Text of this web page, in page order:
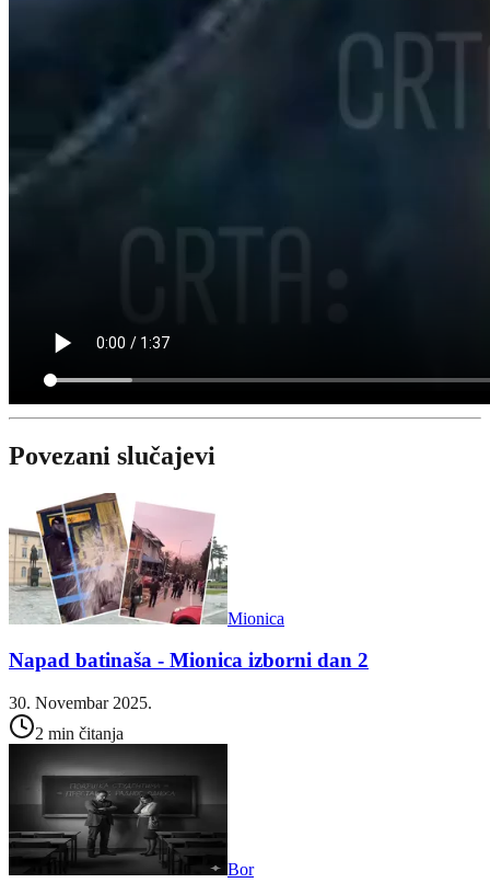
Povezani slučajevi
Mionica
Napad batinaša - Mionica izborni dan 2
30. Novembar 2025.
2 min čitanja
Bor